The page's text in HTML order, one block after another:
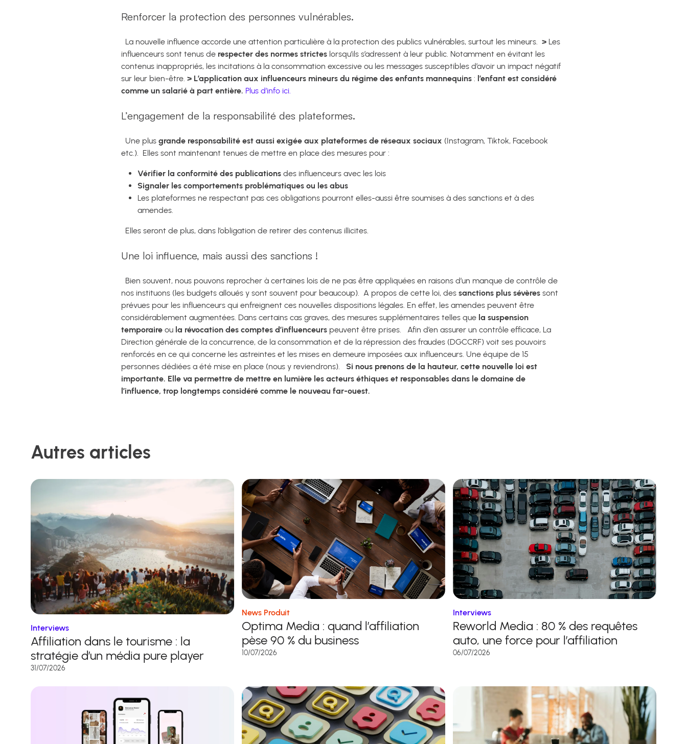
Renforcer la protection des personnes vulnérables.
La nouvelle influence accorde une attention particulière à la protection des publics vulnérables, surtout les mineurs. > Les
influenceurs sont tenus de respecter des normes strictes lorsqu’ils s’adressent à leur public. Notamment en évitant les
contenus inappropriés, les incitations à la consommation excessive ou les messages susceptibles d’avoir un impact négatif
sur leur bien-être. > L’application aux influenceurs mineurs du régime des enfants mannequins : l’enfant est considéré
comme un salarié à part entière. Plus d’info ici.
L’engagement de la responsabilité des plateformes.
Une plus grande responsabilité est aussi exigée aux plateformes de réseaux sociaux (Instagram, Tiktok, Facebook
etc.).
Elles sont maintenant tenues de mettre en place des mesures pour :
Vérifier la conformité des publications des influenceurs avec les lois
Signaler les comportements problématiques ou les abus
Les plateformes ne respectant pas ces obligations pourront elles-aussi être soumises à des sanctions et à des
amendes.
Elles seront de plus, dans l’obligation de retirer des contenus illicites.
Une loi influence, mais aussi des sanctions !
Bien souvent, nous pouvons reprocher à certaines lois de ne pas être appliquées en raisons d’un manque de contrôle de
nos instituons (les budgets alloués y sont souvent pour beaucoup).
A propos de cette loi, des sanctions plus sévères sont
prévues pour les influenceurs qui enfreignent ces nouvelles dispositions légales. En effet, les amendes peuvent être
considérablement augmentées. Dans certains cas graves, des mesures supplémentaires telles que la suspension
temporaire ou la révocation des comptes d’influenceurs peuvent être prises.
Afin d’en assurer un contrôle efficace, La
Direction générale de la concurrence, de la consommation et de la répression des fraudes (DGCCRF) voit ses pouvoirs
renforcés en ce qui concerne les astreintes et les mises en demeure imposées aux influenceurs. Une équipe de 15
personnes dédiées a été mise en place (nous y reviendrons).
Si nous prenons de la hauteur, cette nouvelle loi est
importante. Elle va permettre de mettre en lumière les acteurs éthiques et responsables dans le domaine de
l’influence, trop longtemps considéré comme le nouveau far-ouest.
Autres articles
Interviews
Affiliation dans le tourisme : la
stratégie d’un média pure player
31/07/2026
News Produit
Optima Media : quand l’affiliation
pèse 90 % du business
10/07/2026
Interviews
Reworld Media : 80 % des requêtes
auto, une force pour l’affiliation
06/07/2026